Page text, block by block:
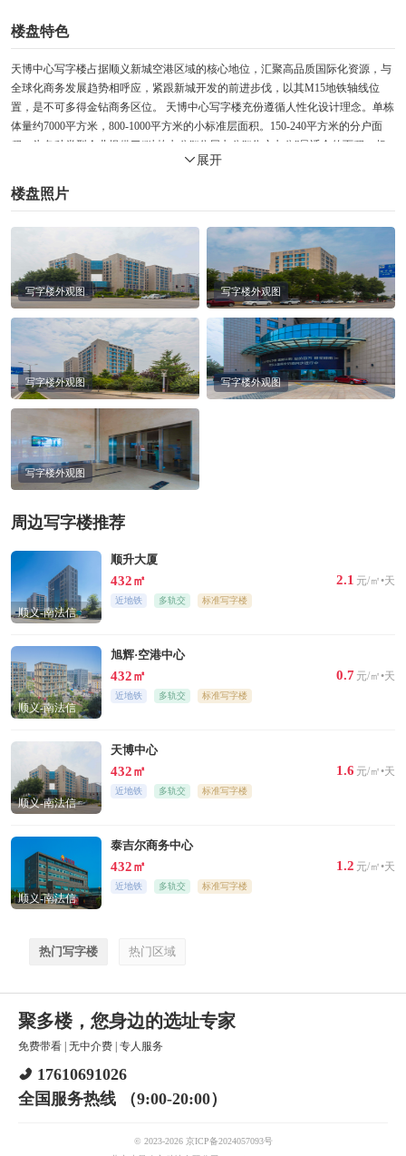
楼盘特色
天博中心写字楼占据顺义新城空港区域的核心地位，汇聚高品质国际化资源，与
全球化商务发展趋势相呼应，紧跟新城开发的前进步伐，以其M15地铁轴线位
置，是不可多得金钻商务区位。 天博中心写字楼充份遵循人性化设计理念。单栋
体量约7000平方米，800-1000平方米的小标准层面积。150-240平方米的分户面
积。为各种类型企业提供了“独栋办公”“分层办公”“分户办公”最适合的面积。超
大采光面，7.2米进深。3.5米层高，室内无梁柱布局。让工作空间通透明亮，令
整个工作与休闲空间通透、明净、舒适无比。占据顺义新城空港区域的核心地
位，及M15地铁轴线位置
展开
楼盘照片
写字楼外观图 写字楼外观图
写字楼外观图 写字楼外观图
写字楼外观图
周边写字楼推荐
顺义-南法信
顺升大厦
432㎡ 2.1 元/㎡•天
近地铁 多轨交 标准写字楼
顺义-南法信
旭辉·空港中心
432㎡ 0.7 元/㎡•天
近地铁 多轨交 标准写字楼
顺义-南法信
天博中心
432㎡ 1.6 元/㎡•天
近地铁 多轨交 标准写字楼
顺义-南法信
泰吉尔商务中心
432㎡ 1.2 元/㎡•天
近地铁 多轨交 标准写字楼
热门写字楼 热门区域
聚多楼，您身边的选址专家
免费带看 无中介费 专人服务
17610691026
全国服务热线 （9:00-20:00）
© 2023-2026 京ICP备2024057093号